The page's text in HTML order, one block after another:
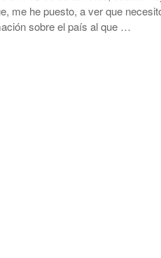
me he puesto, a ver que
sobre el país al que …